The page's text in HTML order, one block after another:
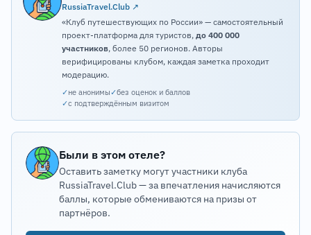
RussiaTravel.Club ↗
«Клуб путешествующих по России» — самостоятельный
проект-платформа для туристов, до 400 000
участников, более 50 регионов. Авторы
верифицированы клубом, каждая заметка проходит
модерацию.
✓не анонимы✓без оценок и баллов
✓с подтверждённым визитом
Были в этом отеле?
Оставить заметку могут участники клуба
RussiaTravel.Club — за впечатления начисляются
баллы, которые обмениваются на призы от
партнёров.